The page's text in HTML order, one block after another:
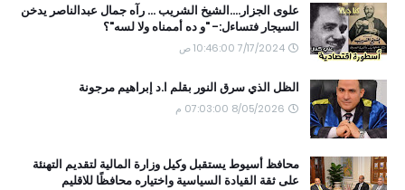
علوى الجزار....الشيخ الشريب ... رآه جمال عبدالناصر يدخن
السيجار فتساءل:- "و ده أممناه ولا لسه"؟
7/17/2024 10:46:00 ص
الظل الذي سرق النور بقلم ا.د إبراهيم مرجونة
8/05/2026 07:03:00 م
محافظ أسيوط يستقبل وكيل وزارة المالية لتقديم التهنئة
على ثقة القيادة السياسية واختياره محافظًا للاقليم